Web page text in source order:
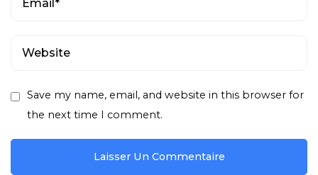
Save my name, email, and website in this browser for
the next time I comment.